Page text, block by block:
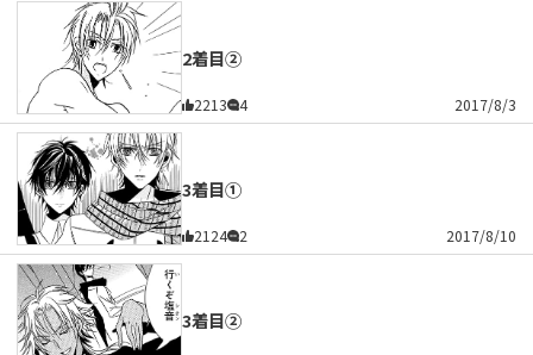
2着目②
2213 4 2017/8/3
3着目①
2124 2 2017/8/10
3着目②